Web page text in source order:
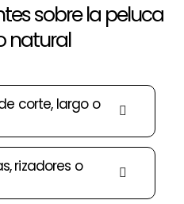
sobre la peluca
natural
corte, largo o
rizadores o